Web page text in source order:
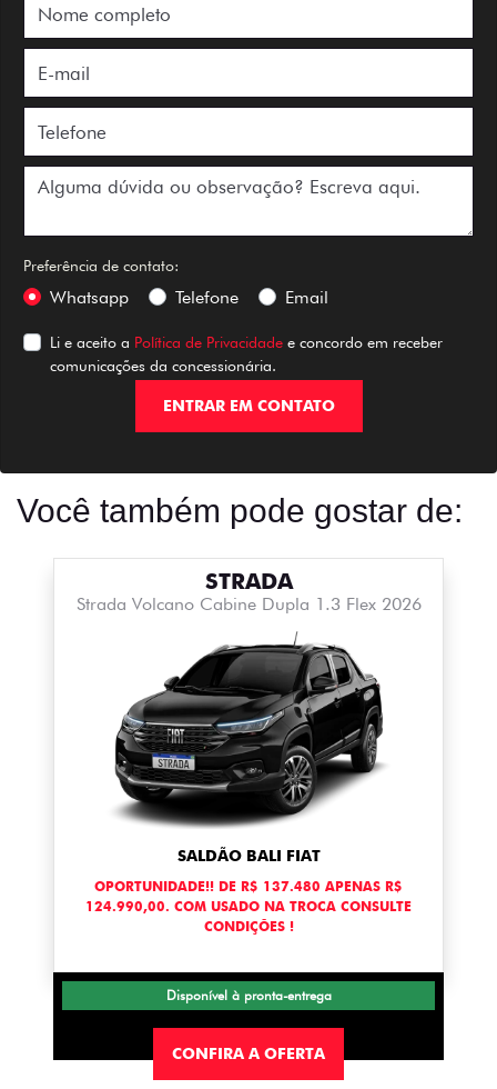
Preferência de contato:
Whatsapp Telefone Email
Li e aceito a Política de Privacidade e concordo em receber
comunicações da concessionária.
ENTRAR EM CONTATO
Você também pode gostar de:
STRADA
Strada Volcano Cabine Dupla 1.3 Flex 2026
SALDÃO BALI FIAT
OPORTUNIDADE!! DE R$ 137.480 APENAS R$
124.990,00. COM USADO NA TROCA CONSULTE
CONDIÇÕES !
Disponível à pronta-entrega
CONFIRA A OFERTA